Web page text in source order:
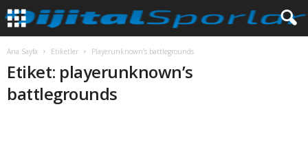
Ana Sayfa Etiketler Playerunknown’s battlegrounds
Etiket: playerunknown’s
battlegrounds